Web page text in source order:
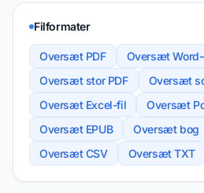
Filformater
Oversæt PDF
Oversæt
Oversæt stor PDF
Oversæt
Oversæt Excel-fil
Oversæt
Oversæt EPUB
Oversæt bog
Oversæt CSV
Oversæt TXT